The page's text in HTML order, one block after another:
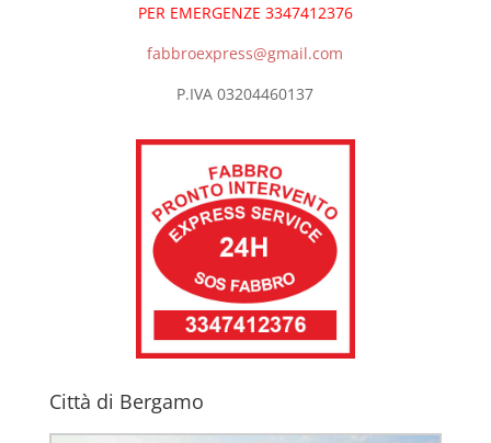
PER EMERGENZE 3347412376
fabbroexpress@gmail.com
P.IVA 03204460137
Città di Bergamo